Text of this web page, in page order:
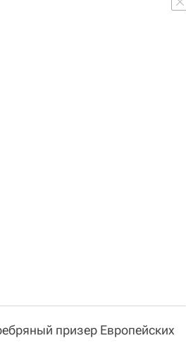
призер Европейских